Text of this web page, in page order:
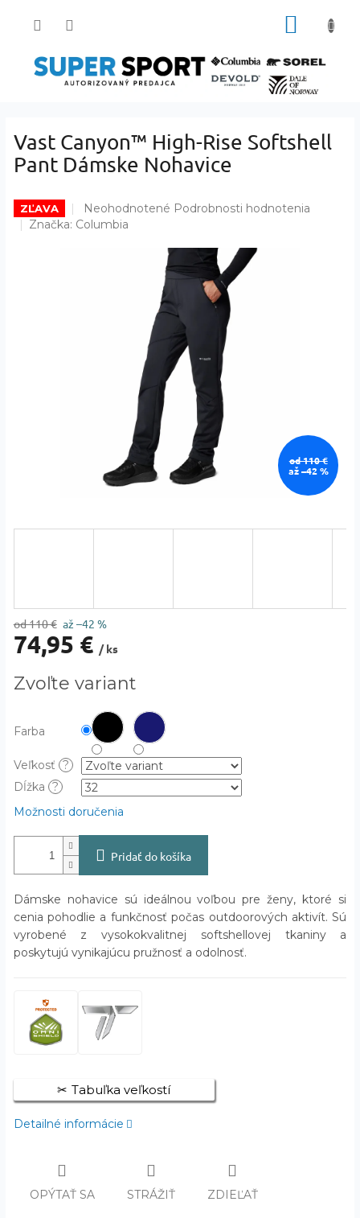
Vast Canyon™ High-Rise Softshell
Pant Dámske Nohavice
ZĽAVA
Priemerné
hodnotenie
Neohodnotené Podrobnosti hodnotenia
Značka: Columbia
od 110 €
až –42 %
od 110 € až –42 %
74,95 € / ks
cena:
Zvoľte variant
Farba
Veľkosť ?
Dĺžka ?
Možnosti doručenia
Pridať do košíka
Dámske nohavice sú ideálnou voľbou pre ženy, ktoré si
cenia pohodlie a funkčnosť počas outdoorových aktivít. Sú
vyrobené z vysokokvalitnej softshellovej tkaniny a
poskytujú vynikajúcu pružnosť a odolnosť.
Tabuľka veľkostí
Detailné informácie
OPÝTAŤ SA STRÁŽIŤ ZDIEĽAŤ